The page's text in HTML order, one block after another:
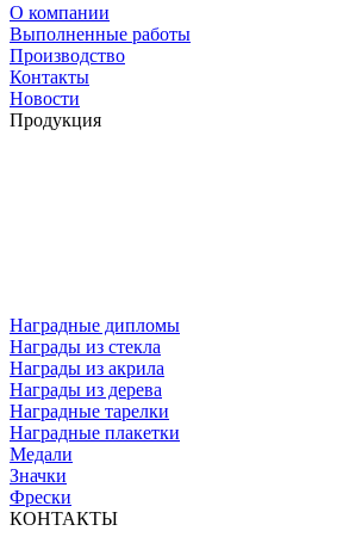
О компании
Выполненные работы
Производство
Контакты
Новости
Продукция
Наградные дипломы
Награды из стекла
Награды из акрила
Награды из дерева
Наградные тарелки
Наградные плакетки
Медали
Значки
Фрески
КОНТАКТЫ